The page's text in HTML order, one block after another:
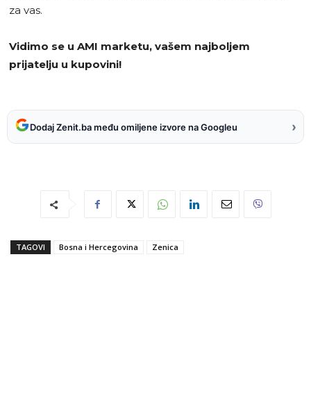
za vas.
Vidimo se u AMI marketu, vašem najboljem
prijatelju u kupovini!
Dodaj Zenit.ba među omiljene izvore na Googleu ›
TAGOVI Bosna i Hercegovina Zenica